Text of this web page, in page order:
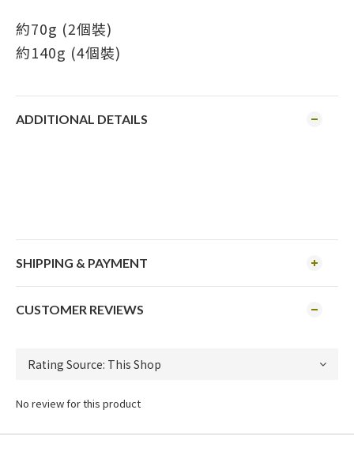
約70g (2個裝)
約140g (4個裝)
ADDITIONAL DETAILS
SHIPPING & PAYMENT
CUSTOMER REVIEWS
No review for this product